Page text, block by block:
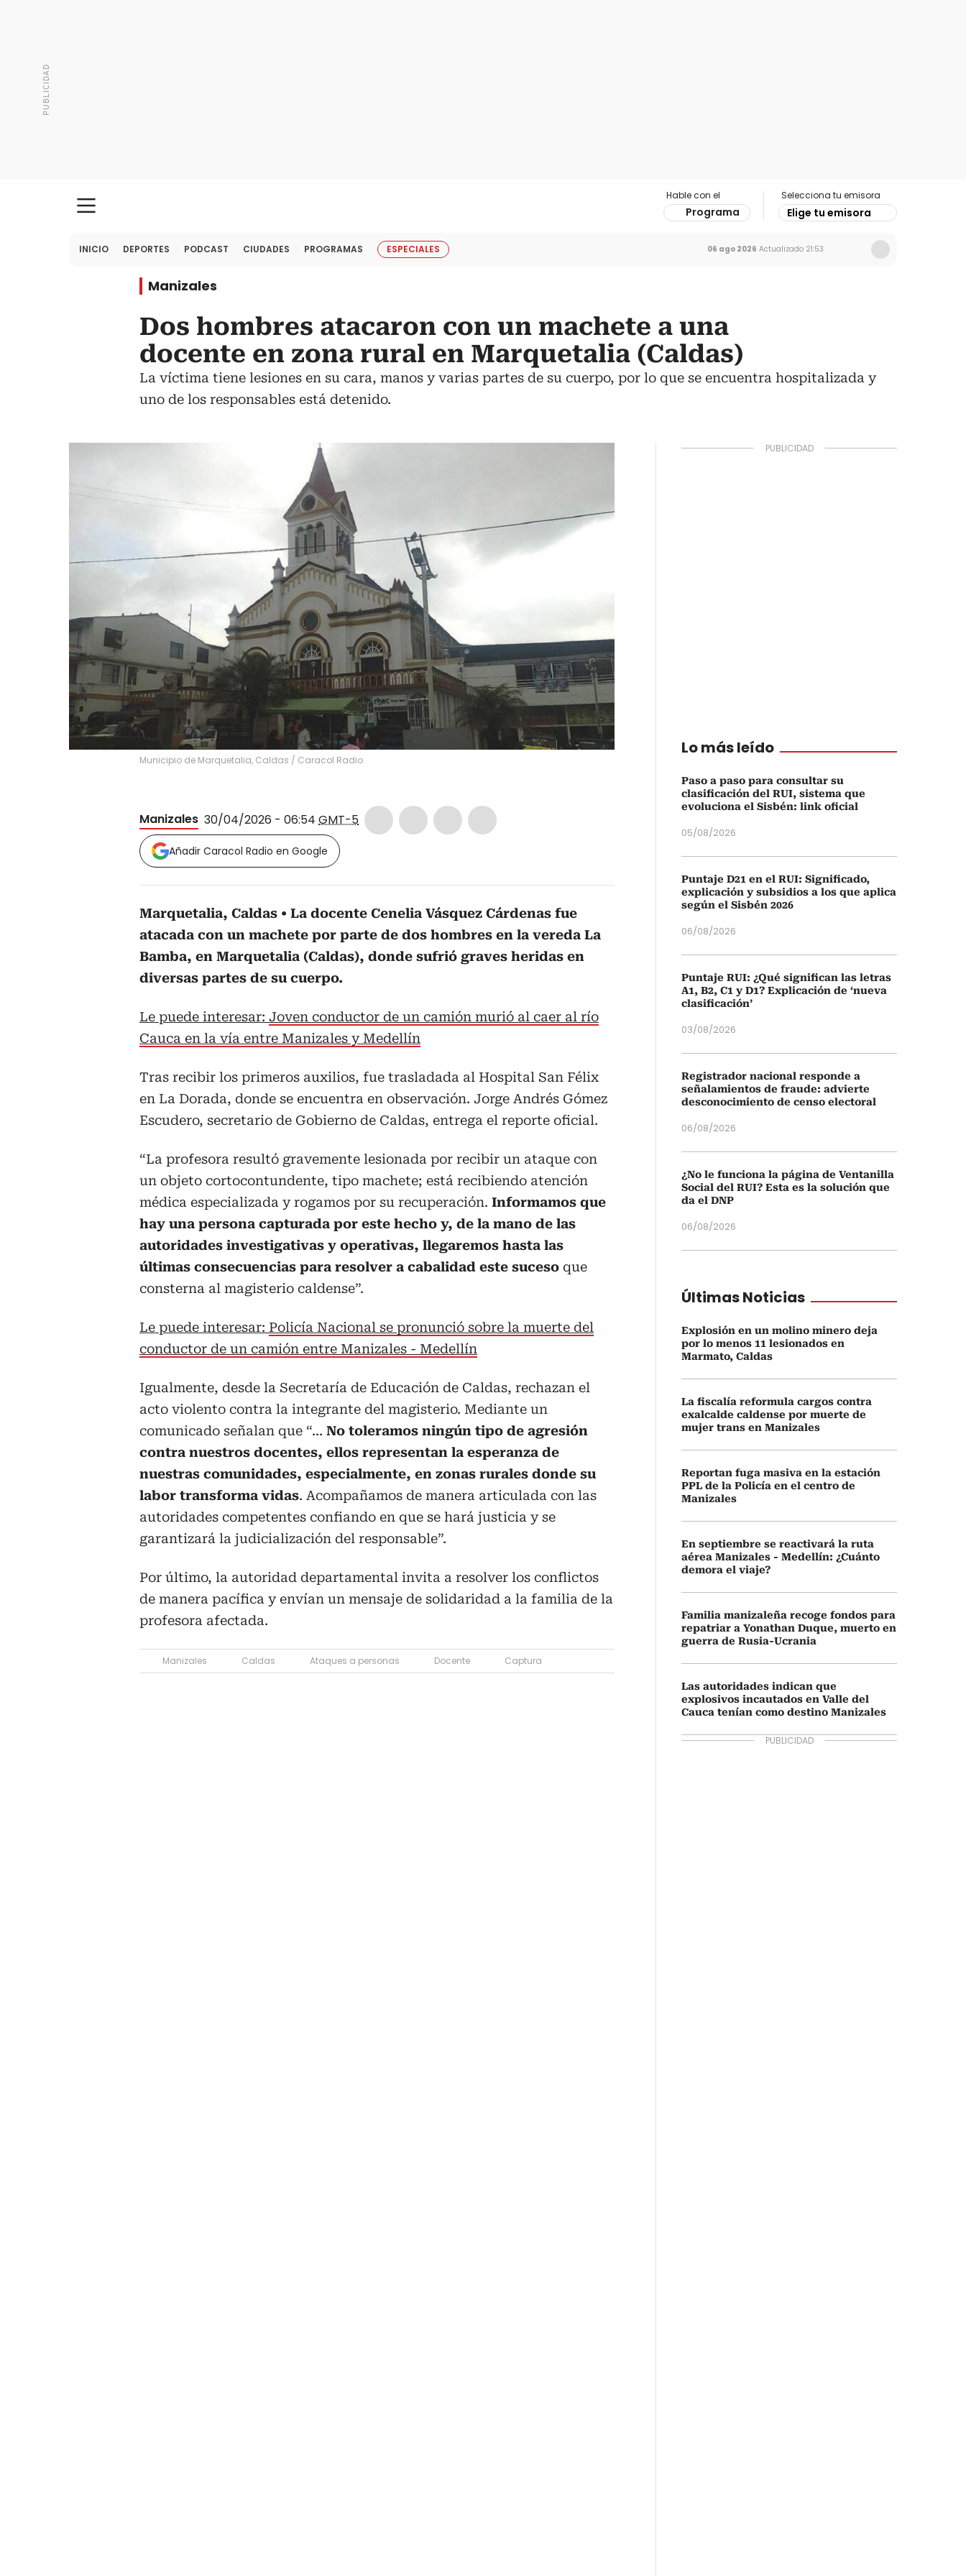
Hable con el
Programa
Selecciona tu emisora
Elige tu emisora
INICIO DEPORTES PODCAST CIUDADES PROGRAMAS ESPECIALES 06 ago 2026 Actualizado 21:53
Manizales
Dos hombres atacaron con un machete a una
docente en zona rural en Marquetalia (Caldas)
La víctima tiene lesiones en su cara, manos y varias partes de su cuerpo, por lo que se encuentra hospitalizada y
uno de los responsables está detenido.
Municipio de Marquetalia, Caldas / Caracol Radio
Manizales 30/04/2026 - 06:54 GMT-5
Añadir Caracol Radio en Google
Marquetalia, Caldas
La docente Cenelia Vásquez Cárdenas fue
atacada con un machete por parte de dos hombres en la vereda La
Bamba, en Marquetalia (Caldas), donde sufrió graves heridas en
diversas partes de su cuerpo.
Le puede interesar: Joven conductor de un camión murió al caer al río
Cauca en la vía entre Manizales y Medellín
Tras recibir los primeros auxilios, fue trasladada al Hospital San Félix
en La Dorada, donde se encuentra en observación. Jorge Andrés Gómez
Escudero, secretario de Gobierno de Caldas, entrega el reporte oficial.
“La profesora resultó gravemente lesionada por recibir un ataque con
un objeto cortocontundente, tipo machete; está recibiendo atención
médica especializada y rogamos por su recuperación. Informamos que
hay una persona capturada por este hecho y, de la mano de las
autoridades investigativas y operativas, llegaremos hasta las
últimas consecuencias para resolver a cabalidad este suceso que
consterna al magisterio caldense”.
Le puede interesar: Policía Nacional se pronunció sobre la muerte del
conductor de un camión entre Manizales - Medellín
Igualmente, desde la Secretaría de Educación de Caldas, rechazan el
acto violento contra la integrante del magisterio. Mediante un
comunicado señalan que “... No toleramos ningún tipo de agresión
contra nuestros docentes, ellos representan la esperanza de
nuestras comunidades, especialmente, en zonas rurales donde su
labor transforma vidas. Acompañamos de manera articulada con las
autoridades competentes confiando en que se hará justicia y se
garantizará la judicialización del responsable”.
Por último, la autoridad departamental invita a resolver los conflictos
de manera pacífica y envían un mensaje de solidaridad a la familia de la
profesora afectada.
Manizales Caldas Ataques a personas Docente Captura
Lo más leído
Paso a paso para consultar su
clasificación del RUI, sistema que
evoluciona el Sisbén: link oficial
05/08/2026
Puntaje D21 en el RUI: Significado,
explicación y subsidios a los que aplica
según el Sisbén 2026
06/08/2026
Puntaje RUI: ¿Qué significan las letras
A1, B2, C1 y D1? Explicación de ‘nueva
clasificación’
03/08/2026
Registrador nacional responde a
señalamientos de fraude: advierte
desconocimiento de censo electoral
06/08/2026
¿No le funciona la página de Ventanilla
Social del RUI? Esta es la solución que
da el DNP
06/08/2026
Últimas Noticias
Explosión en un molino minero deja
por lo menos 11 lesionados en
Marmato, Caldas
La fiscalía reformula cargos contra
exalcalde caldense por muerte de
mujer trans en Manizales
Reportan fuga masiva en la estación
PPL de la Policía en el centro de
Manizales
En septiembre se reactivará la ruta
aérea Manizales - Medellín: ¿Cuánto
demora el viaje?
Familia manizaleña recoge fondos para
repatriar a Yonathan Duque, muerto en
guerra de Rusia-Ucrania
Las autoridades indican que
explosivos incautados en Valle del
Cauca tenían como destino Manizales